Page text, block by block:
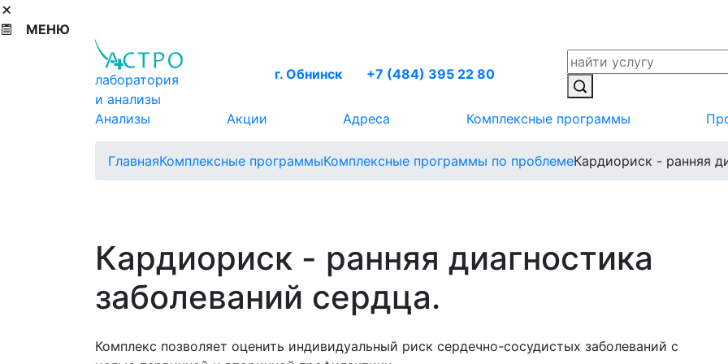
МЕНЮ
лаборатория
и анализы
г. Обнинск +7 (484) 395 22 80
Анализы Акции Адреса Комплексные программы
ГлавнаяКомплексные программыКомплексные программы по проблемеКардиориск - ранняя
Кардиориск - ранняя диагностика
заболеваний сердца.
Комплекс позволяет оценить индивидуальный риск сердечно-сосудистых заболеваний с